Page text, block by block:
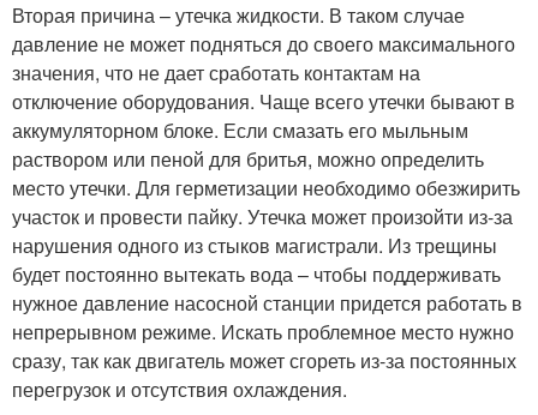
Вторая причина – утечка жидкости. В таком случае
давление не может подняться до своего максимального
значения, что не дает сработать контактам на
отключение оборудования. Чаще всего утечки бывают в
аккумуляторном блоке. Если смазать его мыльным
раствором или пеной для бритья, можно определить
место утечки. Для герметизации необходимо обезжирить
участок и провести пайку. Утечка может произойти из-за
нарушения одного из стыков магистрали. Из трещины
будет постоянно вытекать вода – чтобы поддерживать
нужное давление насосной станции придется работать в
непрерывном режиме. Искать проблемное место нужно
сразу, так как двигатель может сгореть из-за постоянных
перегрузок и отсутствия охлаждения.